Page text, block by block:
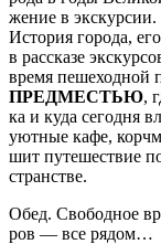
же­ние в экс­кур­сии.
История го­ро­да,
в рас­ска­зе
вре­мя пе­ше­ход­ной
ПРЕД­МЕСТЬЮ,
ка и ку­да се­год­ня
уют­ные ка­фе,
шит пу­те­ше­ствие
стран­стве.
Обед. Сво­бод­ное
ров — все ря­дом…